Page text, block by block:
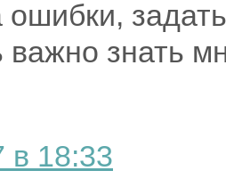
ошибки,
знать
в 18:33